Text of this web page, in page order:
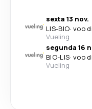
sexta 13 nov.
LIS-BIO· voo
Vueling
segunda 16
BIO-LIS· voo
Vueling